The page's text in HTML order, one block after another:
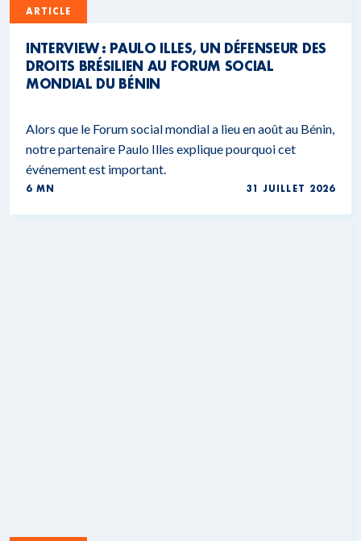
ARTICLE
INTERVIEW : PAULO ILLES, UN DÉFENSEUR DES
DROITS BRÉSILIEN AU FORUM SOCIAL
MONDIAL DU BÉNIN
Alors que le Forum social mondial a lieu en août au Bénin,
notre partenaire Paulo Illes explique pourquoi cet
événement est important.
6 MN 31 JUILLET 2026